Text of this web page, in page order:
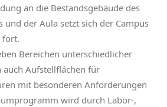
an die Bestandsgebäude des
und der Aula setzt sich der Campus
fort.
Bereichen unterschiedlicher
auch Aufstellflächen für
mit besonderen Anforderungen
wird durch Labor-,